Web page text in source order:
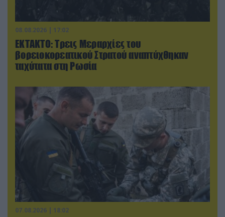
08.08.2026 | 17:02
ΕΚΤΑΚΤΟ: Τρεις Μεραρχίες του
βορειοκορεατικού Στρατού αναπτύχθηκαν
ταχύτατα στη Ρωσία
07.08.2026 | 18:02